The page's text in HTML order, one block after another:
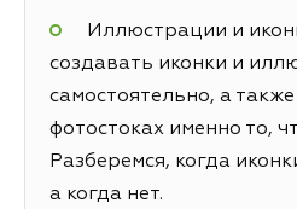
Иллюстрации и
создавать иконки и
самостоятельно, а
фотостоках именно то,
Разберемся, когда
а когда нет.